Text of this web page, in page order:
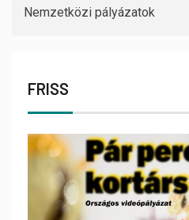
Nemzetközi pályázatok
FRISS